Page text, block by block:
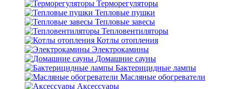
Терморегуляторы
Тепловые пушки
Тепловые завесы
Тепловентиляторы
Котлы отопления
Электрокамины
Домашние сауны
Бактерицидные лампы
Масляные обогреватели
Аксессуары